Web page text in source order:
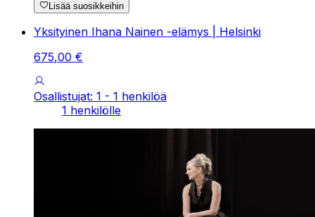
Lisää suosikkeihin
Yksityinen Ihana Nainen -elämys | Helsinki
675,00 €
Osallistujat: 1 - 1 henkilöä
1 henkilölle